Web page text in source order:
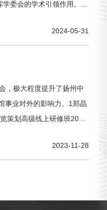
委会的学术引领作用。5
——策展逻辑与空间建构》
术讲坛。专家介绍吴洪亮
2024-05-31
，极大程度提升了扬州中
事业对外的影响力。1郑晶
策划高级线上研修班2022
遗产保护技术国际学术研讨
2023-11-28